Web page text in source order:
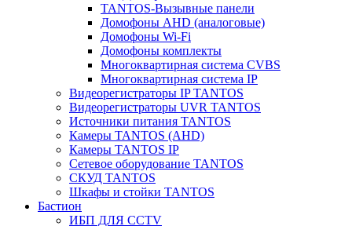
TANTOS-Вызывные панели
Домофоны AHD (аналоговые)
Домофоны Wi-Fi
Домофоны комплекты
Многоквартирная система CVBS
Многоквартирная система IP
Видеорегистраторы IP TANTOS
Видеорегистраторы UVR TANTOS
Источники питания TANTOS
Камеры TANTOS (AHD)
Камеры TANTOS IP
Сетевое оборудование TANTOS
СКУД TANTOS
Шкафы и стойки TANTOS
Бастион
ИБП ДЛЯ CCTV